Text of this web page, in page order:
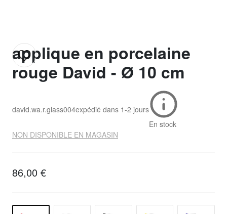
applique en porcelaine
rouge David - Ø 10 cm
david.wa.r.glass004expédié dans 1-2 jours
En stock
NON DISPONIBLE EN MAGASIN
86,00 €